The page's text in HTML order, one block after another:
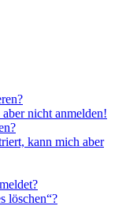
nicht anmelden!
kann mich aber
löschen“?